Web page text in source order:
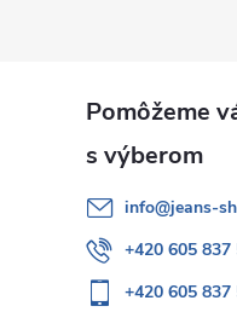
info@jeans-
+420 605 837
+420 605 837